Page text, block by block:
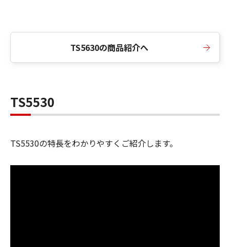
TS5630の商品紹介へ
TS5530
TS5530の特長をわかりやすくご紹介します。